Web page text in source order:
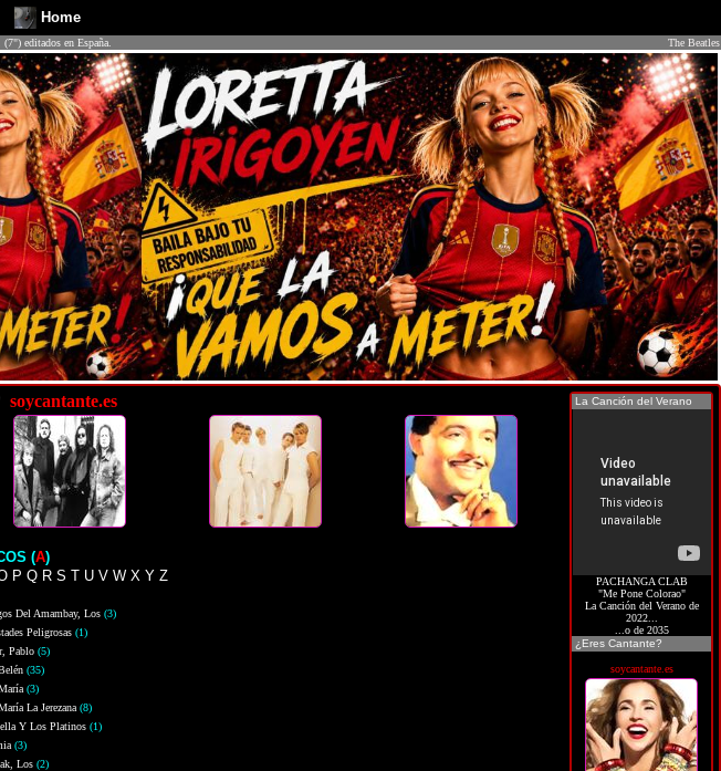
Home
editados en España. The Beatles
soycantante.es
(A)
P Q R S T U V W X Y Z
Del Amambay, Los (3)
Peligrosas (1)
Pablo (5)
(35)
(3)
La Jerezana (8)
Y Los Platinos (1)
(3)
Los (2)
La Canción del Verano
PACHANGA CLAB
"Me Pone Colorao"
La Canción del Verano de
2022...
...o de 2035
¿Eres Cantante?
soycantante.es